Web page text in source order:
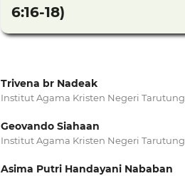
6:16-18)
Trivena br Nadeak
Institut Agama Kristen Negeri Tarutung
Geovando Siahaan
Institut Agama Kristen Negeri Tarutung
Asima Putri Handayani Nababan